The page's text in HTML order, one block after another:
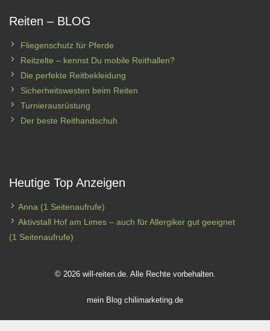
Reiten – BLOG
Fliegenschutz für Pferde
Reitzelte – kennst Du mobile Reithallen?
Die perfekte Reitbekleidung
Sicherheitswesten beim Reiten
Turnierausrüstung
Der beste Reithandschuh
Heutige Top Anzeigen
Anna (1 Seitenaufrufe)
Aktivstall Hof am Limes – auch für Allergiker gut geeignet
(1 Seitenaufrufe)
© 2026 will-reiten.de. Alle Rechte vorbehalten.
mein Blog chilimarketing.de